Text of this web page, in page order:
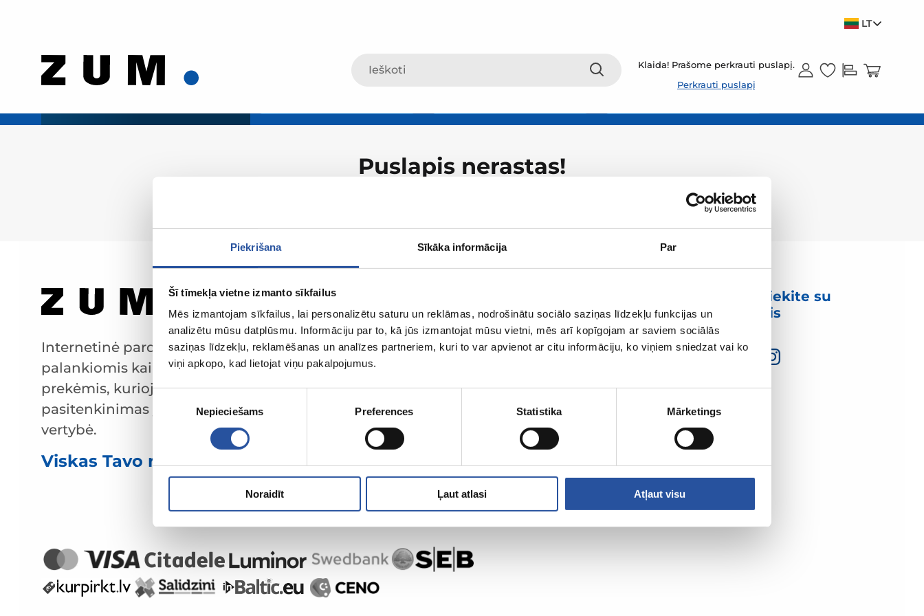
Piekrišana Sīkāka informācija Par
Šī tīmekļa vietne izmanto sīkfailus
Mēs izmantojam sīkfailus, lai personalizētu saturu un reklāmas, nodrošinātu sociālo saziņas līdzekļu funkcijas un
analizētu mūsu datplūsmu. Informāciju par to, kā jūs izmantojat mūsu vietni, mēs arī kopīgojam ar saviem sociālās
saziņas līdzekļu, reklamēšanas un analīzes partneriem, kuri to var apvienot ar citu informāciju, ko viņiem sniedzat vai ko
viņi apkopo, kad lietojat viņu pakalpojumus.
Piekrišanas
Nepieciešams Preferences Statistika Mārketings
Noraidīt Ļaut atlasi Atļaut visu
LT
Klaida! Prašome perkrauti puslapį.
Perkrauti puslapį
Puslapis nerastas!
Internetinė parduotuvė su
palankiomis kainomis ir kokybiškomis
prekėmis, kurioje klientų
pasitenkinimas yra mūsų pagrindinė
vertybė.
Viskas Tavo namams ir sodui!
Susisiekite su
mumis